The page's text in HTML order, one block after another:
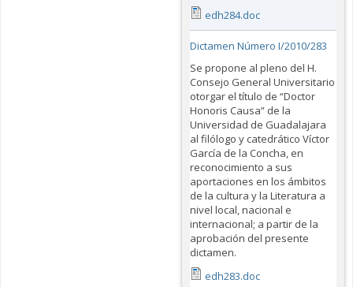
edh284.doc
Dictamen Número I/2010/283
Se propone al pleno del H.
Consejo General Universitario
otorgar el título de “Doctor
Honoris Causa” de la
Universidad de Guadalajara
al filólogo y catedrático Víctor
García de la Concha, en
reconocimiento a sus
aportaciones en los ámbitos
de la cultura y la Literatura a
nivel local, nacional e
internacional; a partir de la
aprobación del presente
dictamen.
edh283.doc